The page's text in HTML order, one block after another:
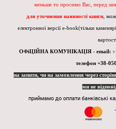
меньше то просимо Вас, перед
для уточнення наявності книги ,
електронної версії e-book(тільки
ОФіЦІЙНА КОМУНІКАЦІЯ - email:
телефон +38-
на запити, чи на замовлення через
ми не
приймамо до оплати банківські